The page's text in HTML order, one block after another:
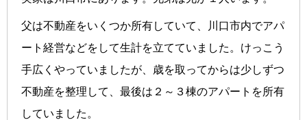
父は不動産をいくつか所有していて、川口市内でアパ
ート経営などをして生計を立てていました。けっこう
手広くやっていましたが、歳を取ってからは少しずつ
不動産を整理して、最後は２～３棟のアパートを所有
していました。